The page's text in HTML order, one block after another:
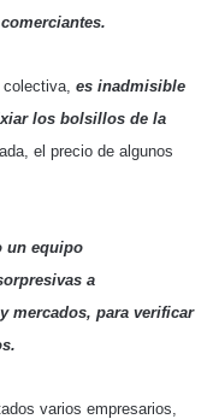
es inadmisible
los bolsillos de la
el precio de algunos
un equipo
a
mercados, para verificar
varios empresarios,